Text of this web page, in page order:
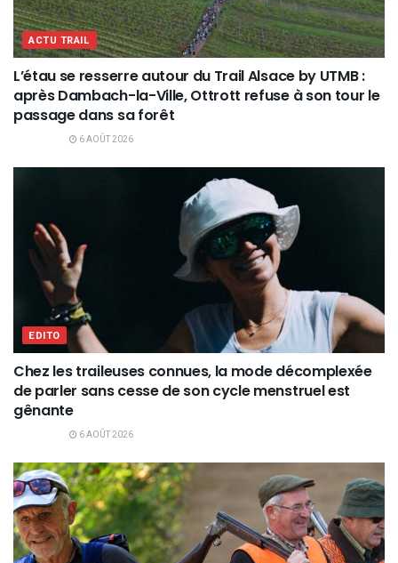
ACTU TRAIL
L’étau se resserre autour du Trail Alsace by UTMB :
après Dambach-la-Ville, Ottrott refuse à son tour le
passage dans sa forêt
6 AOÛT 2026
EDITO
Chez les traileuses connues, la mode décomplexée
de parler sans cesse de son cycle menstruel est
gênante
6 AOÛT 2026